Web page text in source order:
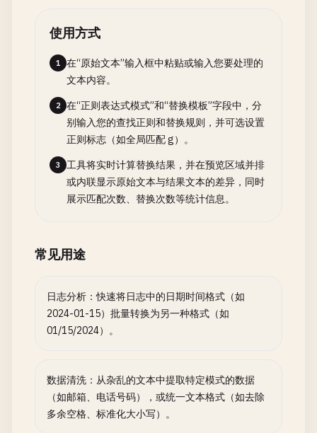
使用方式
1
在“原始文本”输入框中粘贴或输入您要处理的
文本内容。
2
在“正则表达式模式”和“替换模板”字段中，分
别输入您的查找正则和替换规则，并可选设置
正则标志（如全局匹配 g）。
3
工具将实时计算替换结果，并在预览区域并排
或内联显示原始文本与结果文本的差异，同时
展示匹配次数、替换次数等统计信息。
常见用途
日志分析：快速将日志中的日期时间格式（如
2024-01-15）批量转换为另一种格式（如
01/15/2024）。
数据清洗：从杂乱的文本中提取特定模式的数据
（如邮箱、电话号码），或统一文本格式（如去除
多余空格、标准化大小写）。